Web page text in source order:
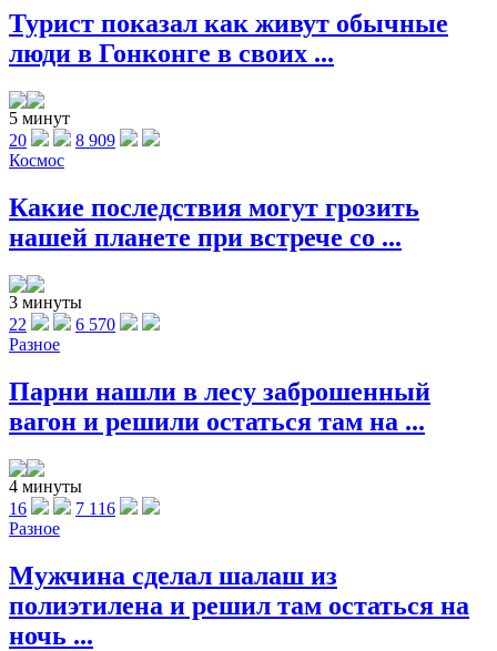
Турист показал как живут обычные
люди в Гонконге в своих ...
5 минут
20
8 909
Космос
Какие последствия могут грозить
нашей планете при встрече со ...
3 минуты
22
6 570
Разное
Парни нашли в лесу заброшенный
вагон и решили остаться там на ...
4 минуты
16
7 116
Разное
Мужчина сделал шалаш из
полиэтилена и решил там остаться на
ночь ...